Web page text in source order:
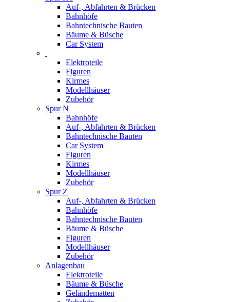
Auf-, Abfahrten & Brücken
Bahnhöfe
Bahntechnische Bauten
Bäume & Büsche
Car System
Elektroteile
Figuren
Kirmes
Modellhäuser
Zubehör
Spur N
Bahnhöfe
Auf-, Abfahrten & Brücken
Bahntechnische Bauten
Car System
Figuren
Kirmes
Modellhäuser
Zubehör
Spur Z
Auf-, Abfahrten & Brücken
Bahnhöfe
Bahntechnische Bauten
Bäume & Büsche
Figuren
Modellhäuser
Zubehör
Anlagenbau
Elektroteile
Bäume & Büsche
Geländematten